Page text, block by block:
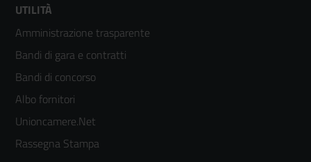
Footer
menù
colonna
2
UTILITÀ
Amministrazione trasparente
Bandi di gara e contratti
Bandi di concorso
Albo fornitori
Unioncamere.Net
Rassegna Stampa